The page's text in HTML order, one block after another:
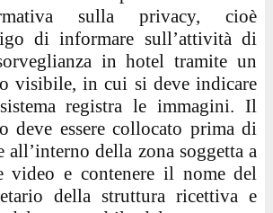
sulla privacy, cioè
di informare sull’attività di
in hotel tramite un
visibile, in cui si deve indicare
registra le immagini. Il
deve essere collocato prima di
all’interno della zona soggetta a
video e contenere il nome del
della struttura ricettiva e